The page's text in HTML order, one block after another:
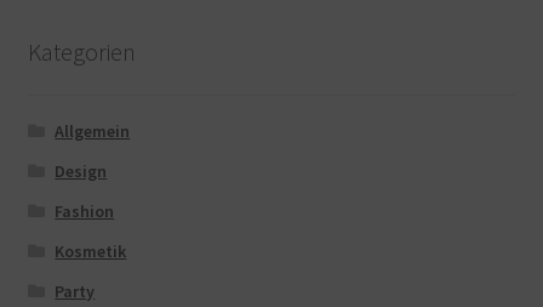
Kategorien
Allgemein
Design
Fashion
Kosmetik
Party